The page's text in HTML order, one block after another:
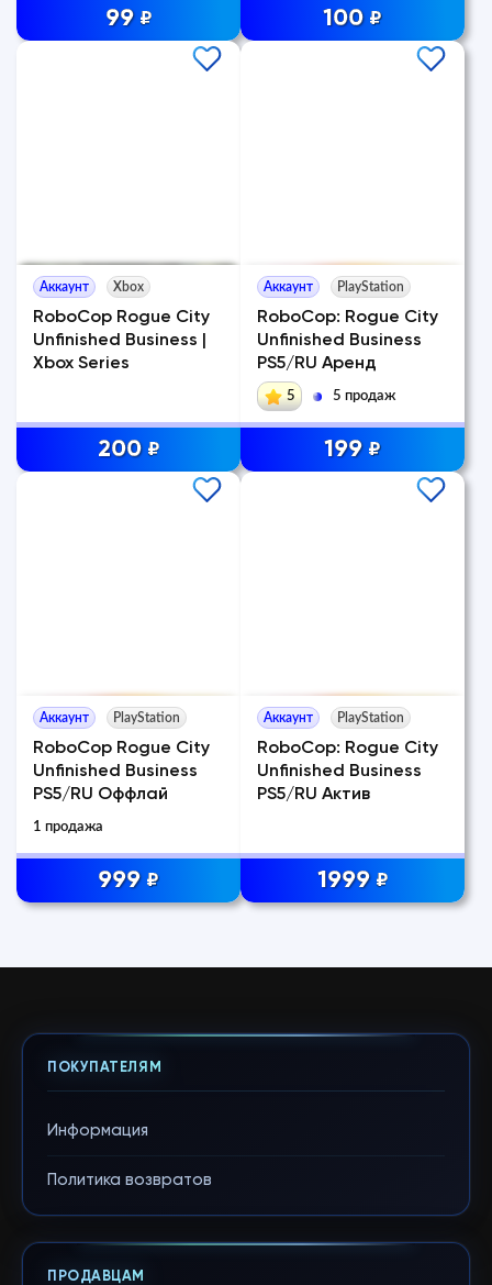
99 ₽ 100 ₽
Аккаунт Xbox
RoboCop Rogue City
Unfinished Business |
Xbox Series
200 ₽
Аккаунт PlayStation
RoboCop: Rogue City
Unfinished Business
PS5/RU Аренд
5 5 продаж
199 ₽
Аккаунт PlayStation
RoboCop Rogue City
Unfinished Business
PS5/RU Оффлай
1 продажа
999 ₽
Аккаунт PlayStation
RoboCop: Rogue City
Unfinished Business
PS5/RU Актив
1999 ₽
ПОКУПАТЕЛЯМ
Информация
Политика возвратов
ПРОДАВЦАМ